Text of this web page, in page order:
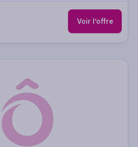
Voir l’offre